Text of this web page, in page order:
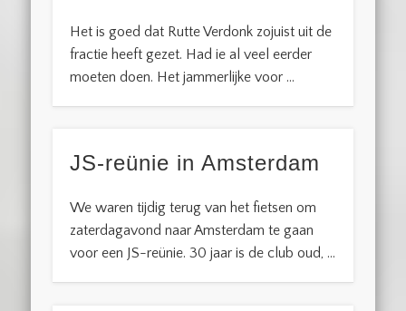
Het is goed dat Rutte Verdonk zojuist uit de
fractie heeft gezet. Had ie al veel eerder
moeten doen. Het jammerlijke voor …
JS-reünie in Amsterdam
We waren tijdig terug van het fietsen om
zaterdagavond naar Amsterdam te gaan
voor een JS-reünie. 30 jaar is de club oud, …